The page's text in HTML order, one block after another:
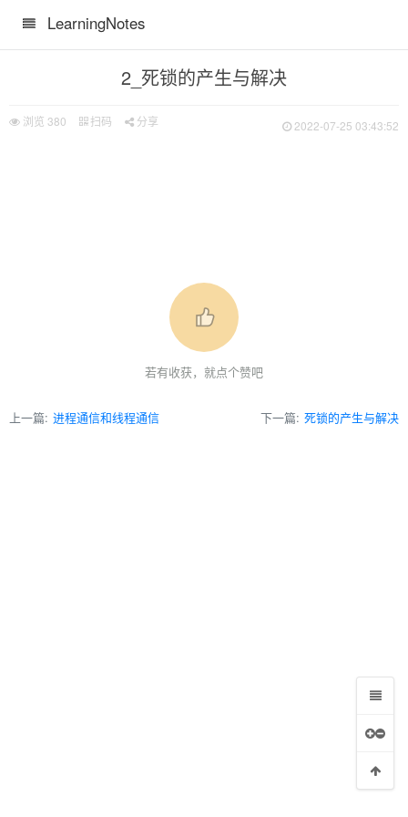
LearningNotes
2_死锁的产生与解决
浏览 380 扫码 分享 2022-07-25 03:43:52
若有收获，就点个赞吧
上一篇: 进程通信和线程通信 下一篇: 死锁的产生与解决